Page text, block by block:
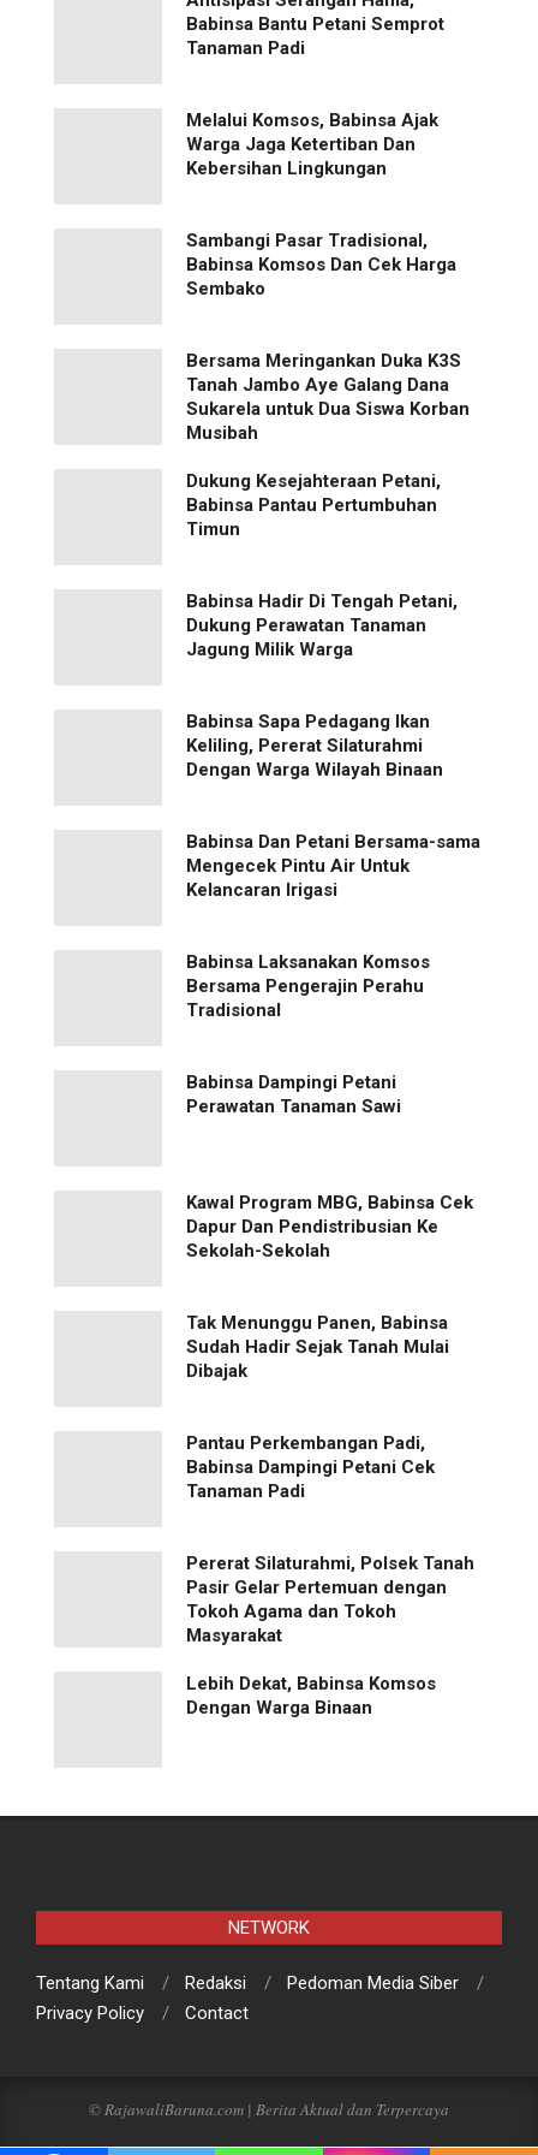
Babinsa Bantu Petani Semprot
Tanaman Padi
Melalui Komsos, Babinsa Ajak
Warga Jaga Ketertiban Dan
Kebersihan Lingkungan
Sambangi Pasar Tradisional,
Babinsa Komsos Dan Cek Harga
Sembako
Bersama Meringankan Duka K3S
Tanah Jambo Aye Galang Dana
Sukarela untuk Dua Siswa Korban
Musibah
Dukung Kesejahteraan Petani,
Babinsa Pantau Pertumbuhan
Timun
Babinsa Hadir Di Tengah Petani,
Dukung Perawatan Tanaman
Jagung Milik Warga
Babinsa Sapa Pedagang Ikan
Keliling, Pererat Silaturahmi
Dengan Warga Wilayah Binaan
Babinsa Dan Petani Bersama-sama
Mengecek Pintu Air Untuk
Kelancaran Irigasi
Babinsa Laksanakan Komsos
Bersama Pengerajin Perahu
Tradisional
Babinsa Dampingi Petani
Perawatan Tanaman Sawi
Kawal Program MBG, Babinsa Cek
Dapur Dan Pendistribusian Ke
Sekolah-Sekolah
Tak Menunggu Panen, Babinsa
Sudah Hadir Sejak Tanah Mulai
Dibajak
Pantau Perkembangan Padi,
Babinsa Dampingi Petani Cek
Tanaman Padi
Pererat Silaturahmi, Polsek Tanah
Pasir Gelar Pertemuan dengan
Tokoh Agama dan Tokoh
Masyarakat
Lebih Dekat, Babinsa Komsos
Dengan Warga Binaan
NETWORK
Tentang Kami Redaksi
Pedoman Media Siber
Privacy Policy
Contact
© RajawaliBaruna.com | Berita Aktual dan Terpercaya